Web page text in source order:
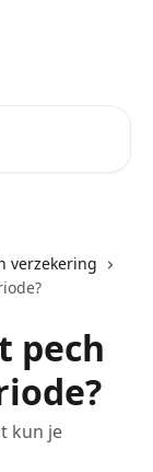
verzekering
pech
kun je